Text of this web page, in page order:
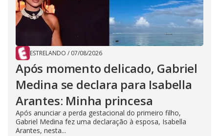
ESTRELANDO / 07/08/2026
Após momento delicado, Gabriel
Medina se declara para Isabella
Arantes: Minha princesa
Após anunciar a perda gestacional do primeiro filho,
Gabriel Medina fez uma declaração à esposa, Isabella
Arantes, nesta...